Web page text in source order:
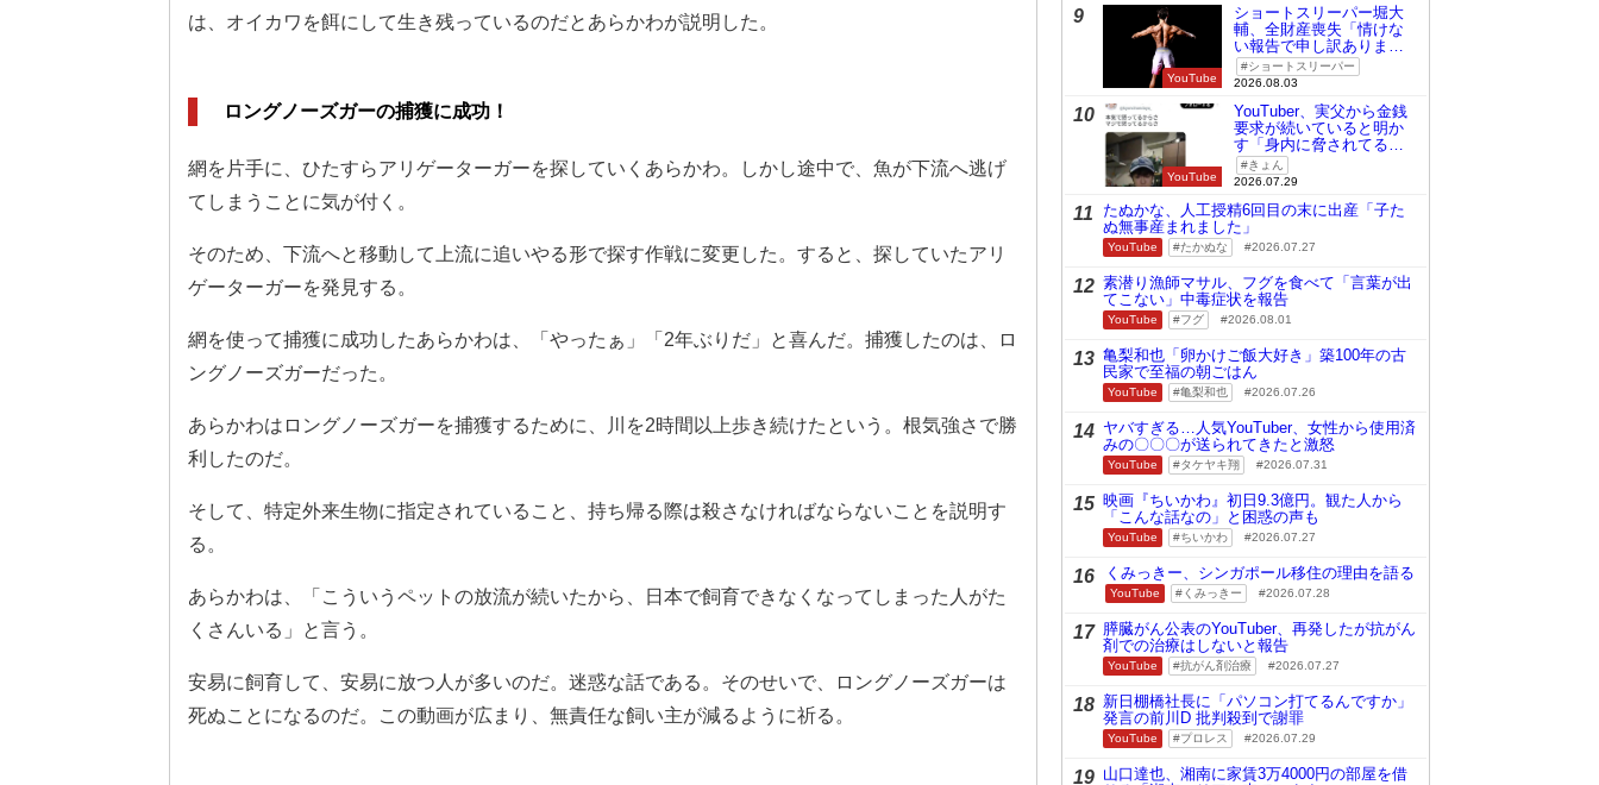
は、オイカワを餌にして生き残っているのだとあらかわが説明した。
ロングノーズガーの捕獲に成功！
網を片手に、ひたすらアリゲーターガーを探していくあらかわ。しかし途中で、魚が下流へ逃げ
てしまうことに気が付く。
そのため、下流へと移動して上流に追いやる形で探す作戦に変更した。すると、探していたアリ
ゲーターガーを発見する。
網を使って捕獲に成功したあらかわは、「やったぁ」「2年ぶりだ」と喜んだ。捕獲したのは、ロ
ングノーズガーだった。
あらかわはロングノーズガーを捕獲するために、川を2時間以上歩き続けたという。根気強さで勝
利したのだ。
そして、特定外来生物に指定されていること、持ち帰る際は殺さなければならないことを説明す
る。
あらかわは、「こういうペットの放流が続いたから、日本で飼育できなくなってしまった人がた
くさんいる」と言う。
安易に飼育して、安易に放つ人が多いのだ。迷惑な話である。そのせいで、ロングノーズガーは
死ぬことになるのだ。この動画が広まり、無責任な飼い主が減るように祈る。
9
YouTube
ショートスリーパー堀大
輔、全財産喪失「情けな
い報告で申し訳ありませ
ん」ショートスリーパー
2026.08.03
10
YouTube
YouTuber、実父から金銭
要求が続いていると明か
す「身内に脅されてる
の」きょん
2026.07.29
11
たぬかな、人工授精6回目の末に出産「子た
ぬ無事産まれました」
YouTube たかぬな 2026.07.27
12 素潜り漁師マサル、フグを食べて「言葉が出
てこない」中毒症状を報告
YouTube フグ 2026.08.01
13 亀梨和也「卵かけご飯大好き」築100年の古
民家で至福の朝ごはん
YouTube 亀梨和也 2026.07.26
14 ヤバすぎる…人気YouTuber、女性から使用済
みの〇〇〇が送られてきたと激怒
YouTube タケヤキ翔 2026.07.31
15 映画『ちいかわ』初日9.3億円。観た人から
「こんな話なの」と困惑の声も
YouTube ちいかわ 2026.07.27
16 くみっきー、シンガポール移住の理由を語る
YouTube くみっきー 2026.07.28
17 膵臓がん公表のYouTuber、再発したが抗がん
剤での治療はしないと報告
YouTube 抗がん剤治療 2026.07.27
18 新日棚橋社長に「パソコン打てるんですか」
発言の前川D 批判殺到で謝罪
YouTube プロレス 2026.07.29
19 山口達也、湘南に家賃3万4000円の部屋を借